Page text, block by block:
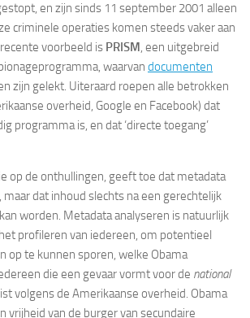
en zijn sinds 11 september 2001 alleen
criminele operaties komen steeds vaker aan
voorbeeld is PRISM, een uitgebreid
waarvan documenten
zijn gelekt. Uiteraard roepen alle betrokken
overheid, Google en Facebook) dat
programma is, en dat ‘directe toegang’
op de onthullingen, geeft toe dat metadata
dat inhoud slechts na een gerechtelijk
worden. Metadata analyseren is natuurlijk
profileren van iedereen, om potentieel
op te kunnen sporen, welke Obama
die een gevaar vormt voor de national
volgens de Amerikaanse overheid. Obama
vrijheid van de burger van secundaire